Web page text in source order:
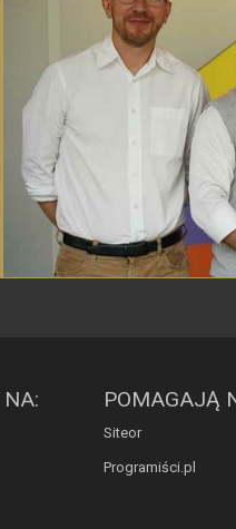
POMAGAJĄ
Siteor
Programiści.pl